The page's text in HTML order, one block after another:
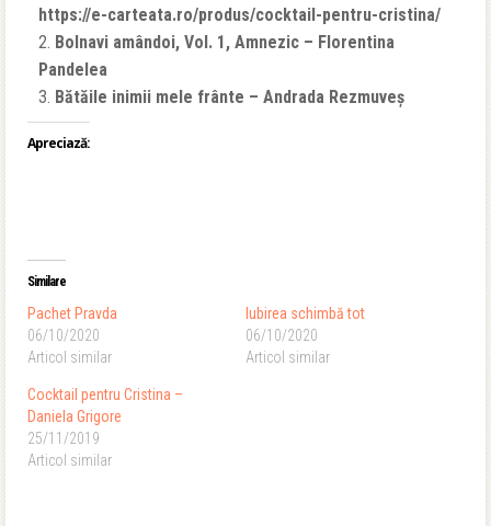
https://e-carteata.ro/produs/cocktail-pentru-cristina/
Bolnavi amândoi, Vol. 1, Amnezic – Florentina
Pandelea
Bătăile inimii mele frânte – Andrada Rezmuveș
Apreciază:
Similare
Pachet Pravda
06/10/2020
Articol similar
Iubirea schimbă tot
06/10/2020
Articol similar
Cocktail pentru Cristina –
Daniela Grigore
25/11/2019
Articol similar